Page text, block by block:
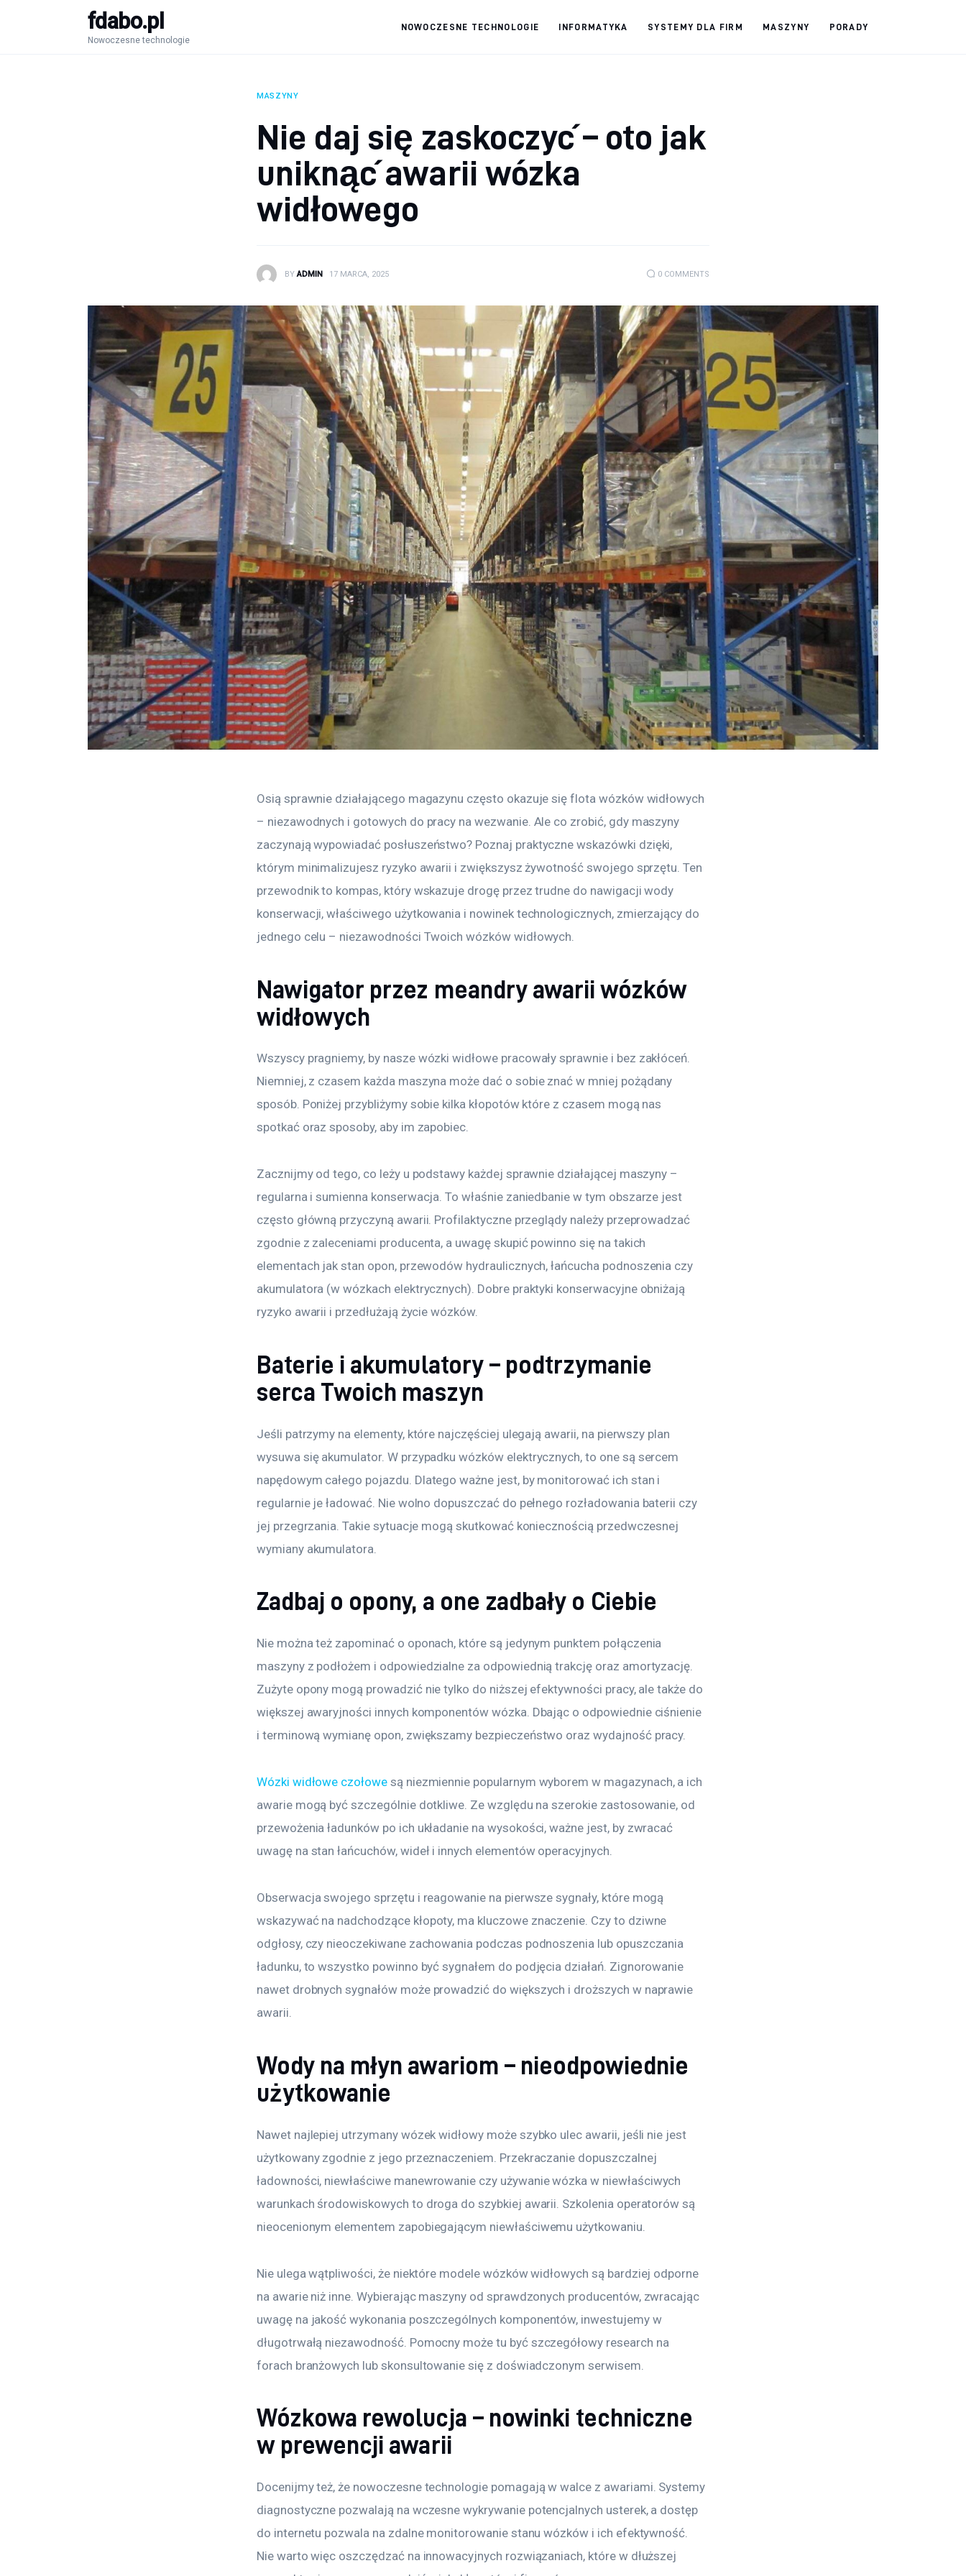
fdabo.pl
Nowoczesne technologie
NOWOCZESNE TECHNOLOGIE INFORMATYKA SYSTEMY DLA FIRM MASZYNY PORADY
Nowoczesne technologie
MASZYNY
Nie daj się zaskoczyć – oto jak
uniknąć awarii wózka
widłowego
BY ADMIN 17 MARCA, 2025 0 COMMENTS
Osią sprawnie działającego magazynu często okazuje się flota wózków widłowych
– niezawodnych i gotowych do pracy na wezwanie. Ale co zrobić, gdy maszyny
zaczynają wypowiadać posłuszeństwo? Poznaj praktyczne wskazówki dzięki,
którym minimalizujesz ryzyko awarii i zwiększysz żywotność swojego sprzętu. Ten
przewodnik to kompas, który wskazuje drogę przez trudne do nawigacji wody
konserwacji, właściwego użytkowania i nowinek technologicznych, zmierzający do
jednego celu – niezawodności Twoich wózków widłowych.
Nawigator przez meandry awarii wózków
widłowych
Wszyscy pragniemy, by nasze wózki widłowe pracowały sprawnie i bez zakłóceń.
Niemniej, z czasem każda maszyna może dać o sobie znać w mniej pożądany
sposób. Poniżej przybliżymy sobie kilka kłopotów które z czasem mogą nas
spotkać oraz sposoby, aby im zapobiec.
Zacznijmy od tego, co leży u podstawy każdej sprawnie działającej maszyny –
regularna i sumienna konserwacja. To właśnie zaniedbanie w tym obszarze jest
często główną przyczyną awarii. Profilaktyczne przeglądy należy przeprowadzać
zgodnie z zaleceniami producenta, a uwagę skupić powinno się na takich
elementach jak stan opon, przewodów hydraulicznych, łańcucha podnoszenia czy
akumulatora (w wózkach elektrycznych). Dobre praktyki konserwacyjne obniżają
ryzyko awarii i przedłużają życie wózków.
Baterie i akumulatory – podtrzymanie
serca Twoich maszyn
Jeśli patrzymy na elementy, które najczęściej ulegają awarii, na pierwszy plan
wysuwa się akumulator. W przypadku wózków elektrycznych, to one są sercem
napędowym całego pojazdu. Dlatego ważne jest, by monitorować ich stan i
regularnie je ładować. Nie wolno dopuszczać do pełnego rozładowania baterii czy
jej przegrzania. Takie sytuacje mogą skutkować koniecznością przedwczesnej
wymiany akumulatora.
Zadbaj o opony, a one zadbały o Ciebie
Nie można też zapominać o oponach, które są jedynym punktem połączenia
maszyny z podłożem i odpowiedzialne za odpowiednią trakcję oraz amortyzację.
Zużyte opony mogą prowadzić nie tylko do niższej efektywności pracy, ale także do
większej awaryjności innych komponentów wózka. Dbając o odpowiednie ciśnienie
i terminową wymianę opon, zwiększamy bezpieczeństwo oraz wydajność pracy.
Wózki widłowe czołowe są niezmiennie popularnym wyborem w magazynach, a ich
awarie mogą być szczególnie dotkliwe. Ze względu na szerokie zastosowanie, od
przewożenia ładunków po ich układanie na wysokości, ważne jest, by zwracać
uwagę na stan łańcuchów, wideł i innych elementów operacyjnych.
Obserwacja swojego sprzętu i reagowanie na pierwsze sygnały, które mogą
wskazywać na nadchodzące kłopoty, ma kluczowe znaczenie. Czy to dziwne
odgłosy, czy nieoczekiwane zachowania podczas podnoszenia lub opuszczania
ładunku, to wszystko powinno być sygnałem do podjęcia działań. Zignorowanie
nawet drobnych sygnałów może prowadzić do większych i droższych w naprawie
awarii.
Wody na młyn awariom – nieodpowiednie
użytkowanie
Nawet najlepiej utrzymany wózek widłowy może szybko ulec awarii, jeśli nie jest
użytkowany zgodnie z jego przeznaczeniem. Przekraczanie dopuszczalnej
ładowności, niewłaściwe manewrowanie czy używanie wózka w niewłaściwych
warunkach środowiskowych to droga do szybkiej awarii. Szkolenia operatorów są
nieocenionym elementem zapobiegającym niewłaściwemu użytkowaniu.
Nie ulega wątpliwości, że niektóre modele wózków widłowych są bardziej odporne
na awarie niż inne. Wybierając maszyny od sprawdzonych producentów, zwracając
uwagę na jakość wykonania poszczególnych komponentów, inwestujemy w
długotrwałą niezawodność. Pomocny może tu być szczegółowy research na
forach branżowych lub skonsultowanie się z doświadczonym serwisem.
Wózkowa rewolucja – nowinki techniczne
w prewencji awarii
Docenijmy też, że nowoczesne technologie pomagają w walce z awariami. Systemy
diagnostyczne pozwalają na wczesne wykrywanie potencjalnych usterek, a dostęp
do internetu pozwala na zdalne monitorowanie stanu wózków i ich efektywność.
Nie warto więc oszczędzać na innowacyjnych rozwiązaniach, które w dłuższej